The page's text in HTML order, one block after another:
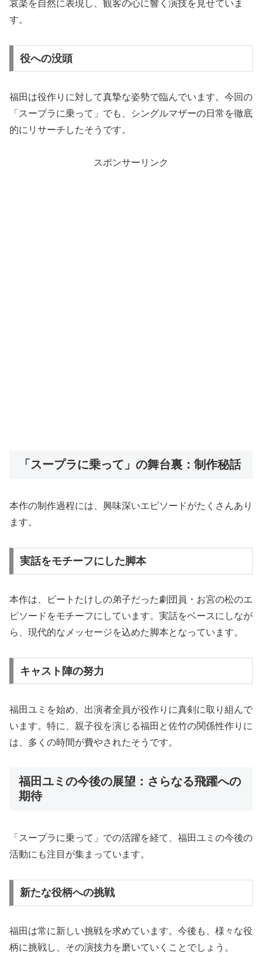
哀楽を自然に表現し、観客の心に響く演技を見せていま
す。
役への没頭
福田は役作りに対して真摯な姿勢で臨んでいます。今回の
「スープラに乗って」でも、シングルマザーの日常を徹底
的にリサーチしたそうです。
スポンサーリンク
「スープラに乗って」の舞台裏：制作秘話
本作の制作過程には、興味深いエピソードがたくさんあり
ます。
実話をモチーフにした脚本
本作は、ビートたけしの弟子だった劇団員・お宮の松のエ
ピソードをモチーフにしています。実話をベースにしなが
ら、現代的なメッセージを込めた脚本となっています。
キャスト陣の努力
福田ユミを始め、出演者全員が役作りに真剣に取り組んで
います。特に、親子役を演じる福田と佐竹の関係性作りに
は、多くの時間が費やされたそうです。
福田ユミの今後の展望：さらなる飛躍への
期待
「スープラに乗って」での活躍を経て、福田ユミの今後の
活動にも注目が集まっています。
新たな役柄への挑戦
福田は常に新しい挑戦を求めています。今後も、様々な役
柄に挑戦し、その演技力を磨いていくことでしょう。